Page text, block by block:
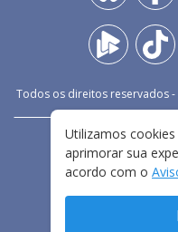
Todos os direitos reservados -
TERMOS E
Utilizamos
aprimorar sua
acordo com o